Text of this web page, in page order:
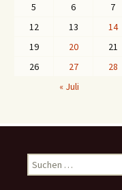
5
6 7
12
13 14
19
20 21
26
27 28
« Juli
u